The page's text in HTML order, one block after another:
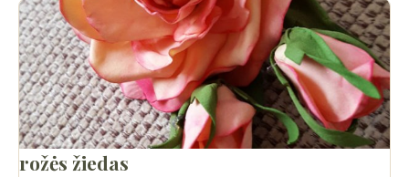
rožės žiedas